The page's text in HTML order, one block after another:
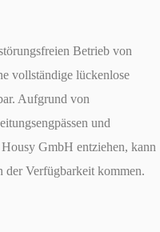
Betrieb von
vollständige lückenlose
Aufgrund von
und
GmbH entziehen, kann
der Verfügbarkeit kommen.